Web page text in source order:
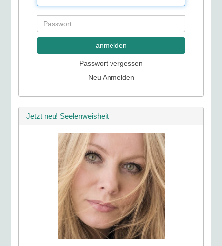
anmelden
Passwort vergessen
Neu Anmelden
Jetzt neu! Seelenweisheit